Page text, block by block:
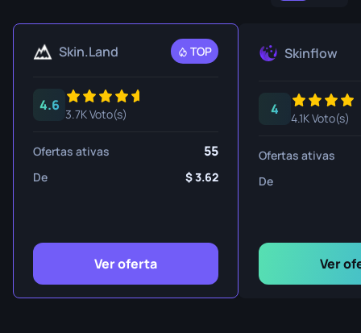
Skin.Land TOP
4.6
3.7K Voto(s)
Ofertas ativas 55
De 3.62
Ver oferta
Skinflow
4
4.1K Voto(s)
Ofertas ativas
De
Ver